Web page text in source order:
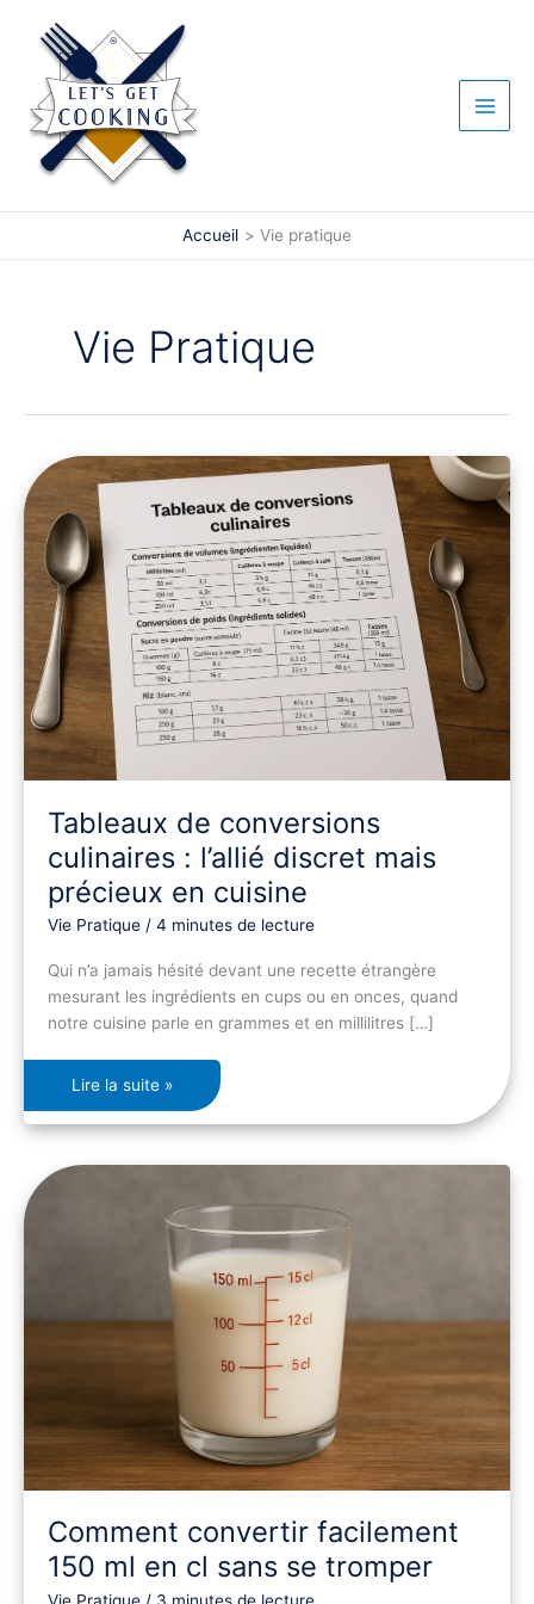
contenu
Accueil Vie pratique
Vie Pratique
Tableaux de conversions
culinaires : l’allié discret mais
précieux en cuisine
Vie Pratique / 4 minutes de lecture
Qui n’a jamais hésité devant une recette étrangère
mesurant les ingrédients en cups ou en onces, quand
notre cuisine parle en grammes et en millilitres […]
Tableaux
conversions
culinaires
:
l’allié
discret
mais
précieux
en
cuisine
Lire la suite »
Comment convertir facilement
150 ml en cl sans se tromper
Vie Pratique / 3 minutes de lecture
Comment